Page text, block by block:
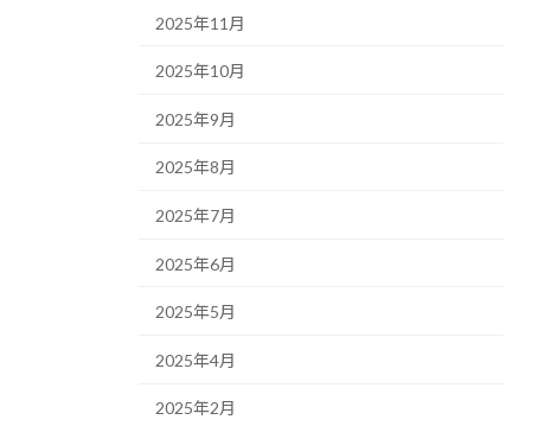
2025年11月
2025年10月
2025年9月
2025年8月
2025年7月
2025年6月
2025年5月
2025年4月
2025年2月